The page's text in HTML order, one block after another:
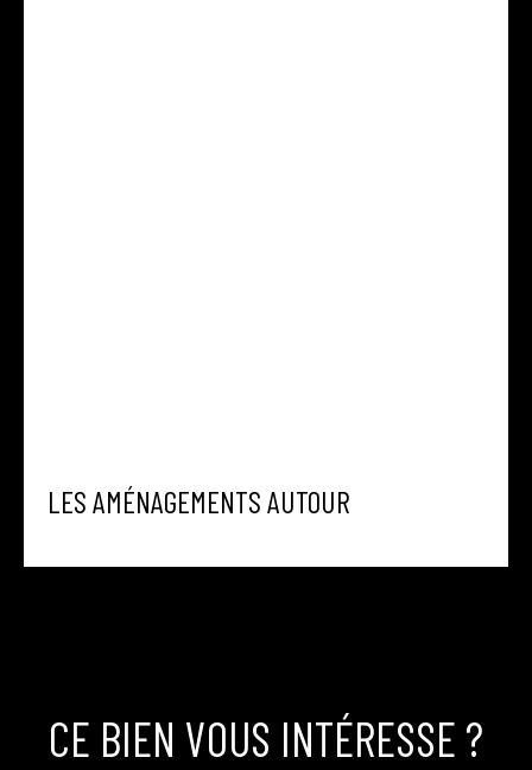
LES AMÉNAGEMENTS AUTOUR
CE BIEN VOUS INTÉRESSE ?